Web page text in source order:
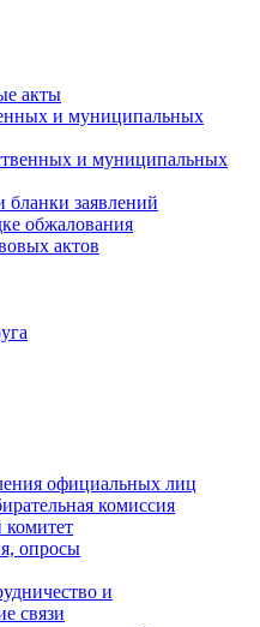
акты
и муниципальных
и муниципальных
заявлений
обжалования
актов
официальных лиц
комиссия
комитет
опросы
и
связи